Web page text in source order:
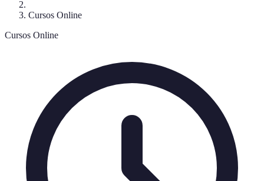
Cursos Online
Cursos Online